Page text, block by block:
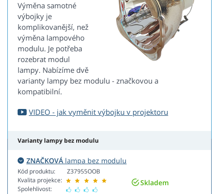
Výměna samotné
výbojky je
komplikovanější, než
výměna lampového
modulu. Je potřeba
rozebrat modul
lampy. Nabízíme dvě
varianty lampy bez modulu - značkovou a
kompatibilní.
VIDEO - jak vyměnit výbojku v projektoru
Varianty lampy bez modulu
ZNAČKOVÁ lampa bez modulu
Kód produktu:
Kvalita projekce:
Spolehlivost:
Z37955OOB
Skladem